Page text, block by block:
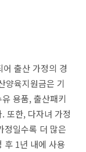
출산 가정의 경
양육지원금은 기
용품, 출산패키
또한, 다자녀 가정
정일수록 더 많은
후 1년 내에 사용